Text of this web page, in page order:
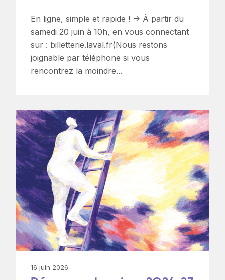
En ligne, simple et rapide ! -> À partir du
samedi 20 juin à 10h, en vous connectant
sur : billetterie.laval.fr(Nous restons
joignable par téléphone si vous
rencontrez la moindre...
16 juin 2026